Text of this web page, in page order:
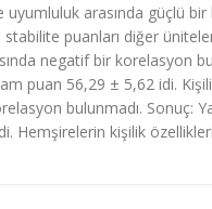
uyumluluk arasında güçlü
puanları diğer
negatif bir korelasyon
puan 56,29 ± 5,62 idi.
bulunmadı. Sonuç:
Hemşirelerin kişilik